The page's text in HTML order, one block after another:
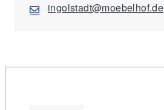
ingolstadt@moebelhof.de